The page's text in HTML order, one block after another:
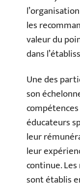
les
valeur du
dans
Une des
son
éducateurs
leur
leur
continue.
sont établis